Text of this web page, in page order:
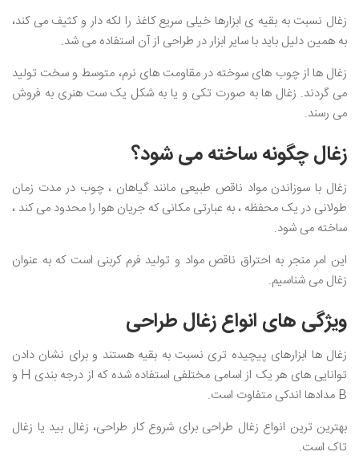
زغال نسبت به بقیه ی ابزارها خیلی سریع کاغذ را لکه دار و کثیف می کند،
به همین دلیل باید با سایر ابزار در طراحی از آن استفاده می شد.
زغال ها از چوب های سوخته در مقاومت های نرم، متوسط و سخت تولید
می گردند. زغال ها به صورت تکی و یا به شکل یک ست هنری به فروش
می رسند.
زغال چگونه ساخته می شود؟
زغال با سوزاندن مواد ناقص طبیعی مانند گیاهان ، چوب در مدت زمان
طولانی در یک محفظه ، به عبارتی مکانی که جریان هوا را محدود می کند ،
ساخته می شود.
این امر منجر به احتراق ناقص مواد و تولید فرم كربنی است كه به عنوان
زغال می شناسیم.
ویژگی های انواع زغال طراحی
زغال ها ابزارهای پیچیده تری نسبت به بقیه هستند و برای نشان دادن
توانایی های هر یک از اسامی مختلفی استفاده شده که از درجه بندی H و
B مدادها اندکی متفاوت است.
بهترین ترین انواع زغال طراحی برای شروع کار طراحی، زغال بید یا زغال
تاک است.